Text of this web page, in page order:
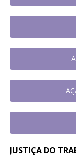
JUSTIÇA DO